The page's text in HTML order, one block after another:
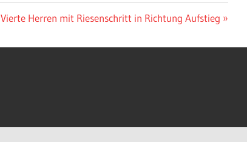
Nächster
Vierte Herren mit Riesenschritt in Richtung Aufstieg